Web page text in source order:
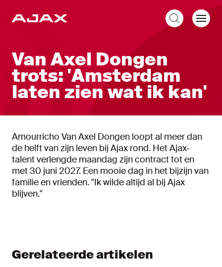
Van Axel Dongen
trots: 'Amsterdam
laten zien wat ik kan'
Amourricho Van Axel Dongen loopt al meer dan
de helft van zijn leven bij Ajax rond. Het Ajax-
talent verlengde maandag zijn contract tot en
met 30 juni 2027. Een mooie dag in het bijzijn van
familie en vrienden. "Ik wilde altijd al bij Ajax
blijven."
Gerelateerde artikelen